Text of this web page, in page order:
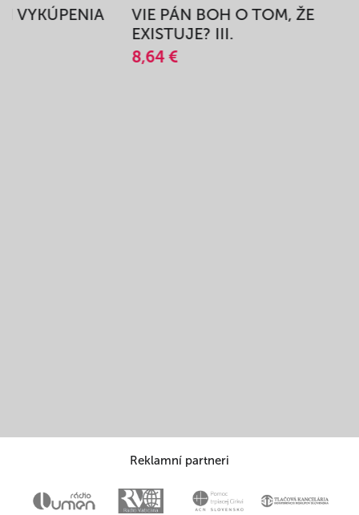
VYKÚPENIA
VIE PÁN BOH O TOM, ŽE
EXISTUJE? III.
8,64 €
Reklamní partneri